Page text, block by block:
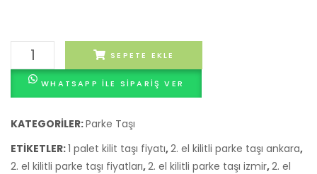
10'luk
Gri
Kilitli
Taşı
Fiyatları
SEPETE EKLE
WHATSAPP ILE SIPARIŞ VER
KATEGORILER:Parke Taşı
ETIKETLER:1 palet kilit taşı fiyatı,2. el kilitli parke taşı ankara,
2. el kilitli parke taşı fiyatları,2. el kilitli parke taşı izmir,2. el